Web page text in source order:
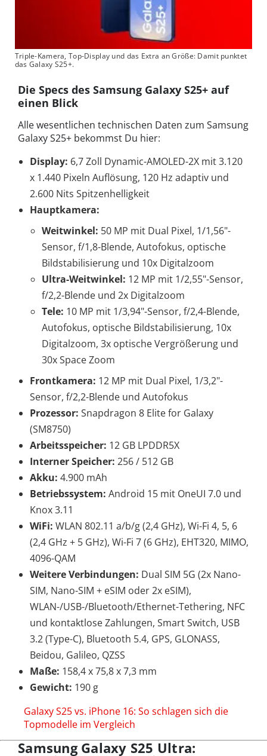
Triple-Kamera, Top-Display und das Extra an Größe: Damit punktet
das Galaxy S25+.
Die Specs des Samsung Galaxy S25+ auf
einen Blick
Alle wesentlichen technischen Daten zum Samsung
Galaxy S25+ bekommst Du hier:
Display: 6,7 Zoll Dynamic-AMOLED-2X mit 3.120
x 1.440 Pixeln Auflösung, 120 Hz adaptiv und
2.600 Nits Spitzenhelligkeit
Hauptkamera:
Weitwinkel: 50 MP mit Dual Pixel, 1/1,56"-
Sensor, f/1,8-Blende, Autofokus, optische
Bildstabilisierung und 10x Digitalzoom
Ultra-Weitwinkel: 12 MP mit 1/2,55"-Sensor,
f/2,2-Blende und 2x Digitalzoom
Tele: 10 MP mit 1/3,94"-Sensor, f/2,4-Blende,
Autofokus, optische Bildstabilisierung, 10x
Digitalzoom, 3x optische Vergrößerung und
30x Space Zoom
Frontkamera: 12 MP mit Dual Pixel, 1/3,2"-
Sensor, f/2,2-Blende und Autofokus
Prozessor: Snapdragon 8 Elite for Galaxy
(SM8750)
Arbeitsspeicher: 12 GB LPDDR5X
Interner Speicher: 256 / 512 GB
Akku: 4.900 mAh
Betriebssystem: Android 15 mit OneUI 7.0 und
Knox 3.11
WiFi: WLAN 802.11 a/b/g (2,4 GHz), Wi-Fi 4, 5, 6
(2,4 GHz + 5 GHz), Wi-Fi 7 (6 GHz), EHT320, MIMO,
4096-QAM
Weitere Verbindungen: Dual SIM 5G (2x Nano-
SIM, Nano-SIM + eSIM oder 2x eSIM),
WLAN-/USB-/Bluetooth/Ethernet-Tethering, NFC
und kontaktlose Zahlungen, Smart Switch, USB
3.2 (Type-C), Bluetooth 5.4, GPS, GLONASS,
Beidou, Galileo, QZSS
Maße: 158,4 x 75,8 x 7,3 mm
Gewicht: 190 g
Galaxy S25 vs. iPhone 16: So schlagen sich die
Topmodelle im Vergleich
Samsung Galaxy S25 Ultra: